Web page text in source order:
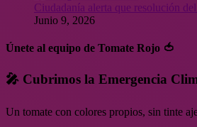
Ciudadanía alerta que resolución
Junio 9, 2026
Únete al equipo de Tomate Rojo 🍅
🎤 Cubrimos la Emergencia
Un tomate con colores propios, sin tinte